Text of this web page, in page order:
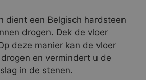
dient een Belgisch hardsteen
drogen. Dek de vloer
deze manier kan de vloer
en vermindert u de
in de stenen.